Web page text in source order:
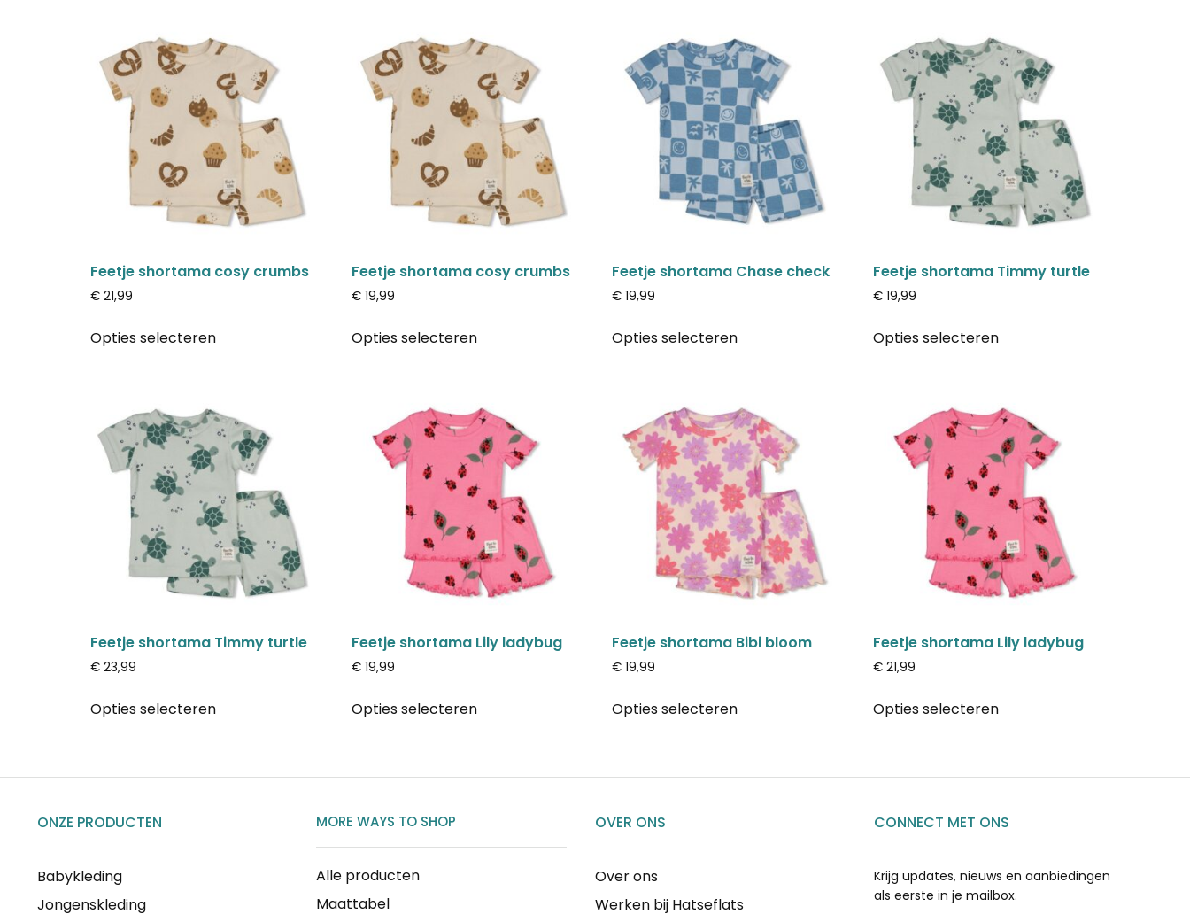
Feetje shortama cosy crumbs
€ 21,99
Opties selecteren
Feetje shortama cosy crumbs
€19,99
Opties selecteren
Feetje shortama Chase check
€ 19,99
Opties selecteren
Feetje shortama Timmy turtle
€ 19,99
Opties selecteren
Feetje shortama Timmy turtle
€ 23,99
Opties selecteren
Feetje shortama Lily ladybug
€19,99
Opties selecteren
Feetje shortama Bibi bloom
€ 19,99
Opties selecteren
Feetje shortama Lily ladybug
€ 21,99
Opties selecteren
ONZE PRODUCTEN
Babykleding
Jongenskleding
MORE WAYS TO SHOP
Alle producten
Maattabel
OVER ONS
Over ons
Werken bij Hatseflats
CONNECT MET ONS
Krijg updates, nieuws en aanbiedingen
als eerste in je mailbox.